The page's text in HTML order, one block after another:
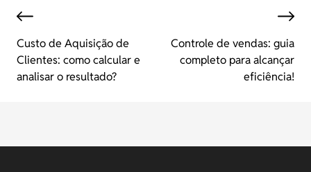
Custo de Aquisição de
Clientes: como calcular e
analisar o resultado?
Controle de vendas: guia
completo para alcançar
eficiência!